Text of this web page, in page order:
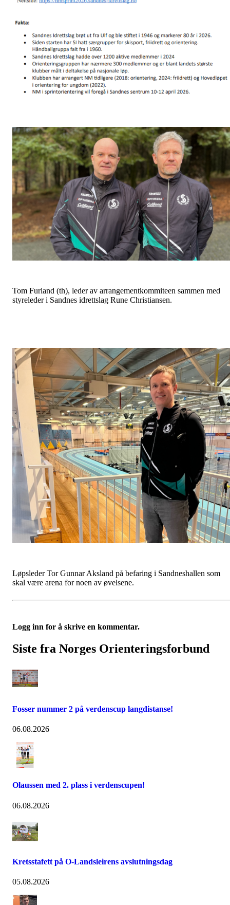
Tom Furland (th), leder av arrangementkommiteen sammen med
styreleder i Sandnes idrettslag Rune Christiansen.
Løpsleder Tor Gunnar Aksland på befaring i Sandneshallen som
skal være arena for noen av øvelsene.
Logg inn for å skrive en kommentar.
Siste fra Norges Orienteringsforbund
Fosser nummer 2 på verdenscup langdistanse!
06.08.2026
Olaussen med 2. plass i verdenscupen!
06.08.2026
Kretsstafett på O-Landsleirens avslutningsdag
05.08.2026